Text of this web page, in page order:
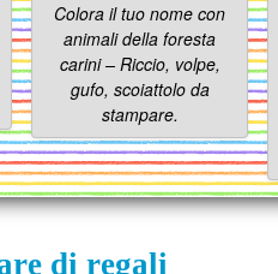
Colora il tuo nome con
animali della foresta
carini – Riccio, volpe,
gufo, scoiattolo da
stampare.
di regali